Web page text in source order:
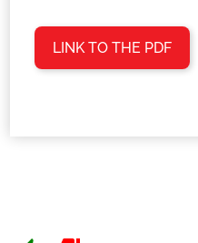
LINK TO THE PDF